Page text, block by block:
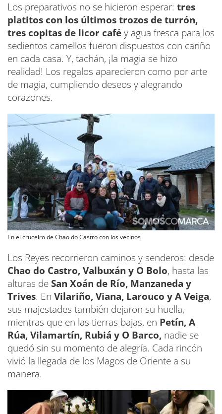
Los preparativos no se hicieron esperar: tres
platitos con los últimos trozos de turrón,
tres copitas de licor caféy agua fresca para los
sedientos camellos fueron dispuestos con cariño
en cada casa. Y, tachán, ¡la magia se hizo
realidad! Los regalos aparecieron como por arte
de magia, cumpliendo deseos y alegrando
corazones.
En el cruceiro de Chao do Castro con los vecinos
Los Reyes recorrieron caminos y senderos: desde
Chao do Castro, Valbuxán y O Bolo, hasta las
alturas deSan Xoán de Río, Manzaneda y
Trives. En Vilariño, Viana, Larouco y A Veiga,
sus majestades también dejaron su huella,
mientras que en las tierras bajas, en Petín, A
Rúa, Vilamartín, Rubiá y O Barco, nadie se
quedó sin su momento de alegría. Cada rincón
vivió la llegada de los Magos de Oriente a su
manera.